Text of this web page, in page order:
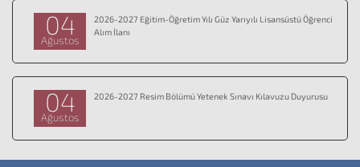
04
Ağustos
2026-2027 Eğitim-Öğretim Yılı Güz Yarıyılı Lisansüstü Öğrenci
Alım İlanı
04
Ağustos
2026-2027 Resim Bölümü Yetenek Sınavı Kılavuzu Duyurusu